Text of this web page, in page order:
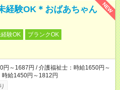
NEW
経験OK＊おばあちゃん
験OK
ブランクOK
円～1687円 / 介護福祉士：時給1650円～
給1450円～1812円